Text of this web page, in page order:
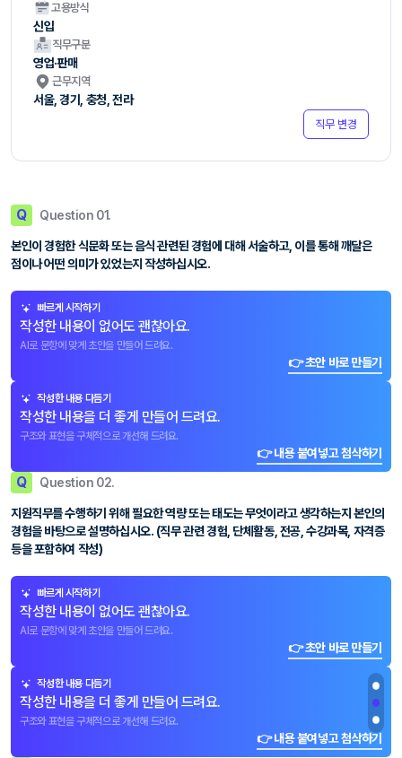
고용방식
신입
직무구분
영업·판매
근무지역
서울, 경기, 충청, 전라
직무 변경
Q Question 01.
본인이 경험한 식문화 또는 음식 관련된 경험에 대해 서술하고, 이를 통해 깨달은
점이나 어떤 의미가 있었는지 작성하십시오.
빠르게 시작하기
작성한 내용이 없어도 괜찮아요.
AI로 문항에 맞게 초안을 만들어 드려요.
👉 초안 바로 만들기
작성한 내용 다듬기
작성한 내용을 더 좋게 만들어 드려요.
구조와 표현을 구체적으로 개선해 드려요.
👉 내용 붙여넣고 첨삭하기
Q Question 02.
지원직무를 수행하기 위해 필요한 역량 또는 태도는 무엇이라고 생각하는지 본인의
경험을 바탕으로 설명하십시오. (직무 관련 경험, 단체활동, 전공, 수강과목, 자격증
등을 포함하여 작성)
빠르게 시작하기
작성한 내용이 없어도 괜찮아요.
AI로 문항에 맞게 초안을 만들어 드려요.
👉 초안 바로 만들기
작성한 내용 다듬기
작성한 내용을 더 좋게 만들어 드려요.
구조와 표현을 구체적으로 개선해 드려요.
👉 내용 붙여넣고 첨삭하기